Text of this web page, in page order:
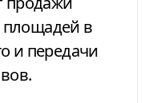
площадей в
и передачи